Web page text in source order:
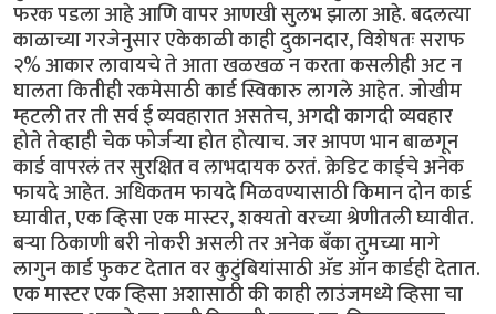
फरक पडला आहे आणि वापर आणखी सुलभ झाला आहे. बदलत्या
काळाच्या गरजेनुसार एकेकाळी काही दुकानदार, विशेषतः सराफ
२% आकार लावायचे ते आता खळखळ न करता कसलीही अट न
घालता कितीही रकमेसाठी कार्ड स्विकारु लागले आहेत. जोखीम
म्हटली तर ती सर्व ई व्यवहारात असतेच, अगदी कागदी व्यवहार
होते तेव्हाही चेक फोर्जर्‍या होत होत्याच. जर आपण भान बाळगून
कार्ड वापरलं तर सुरक्षित व लाभदायक ठरतं. क्रेडिट कार्ड्चे अनेक
फायदे आहेत. अधिकतम फायदे मिळवण्यासाठी किमान दोन कार्ड
घ्यावीत, एक व्हिसा एक मास्टर, शक्यतो वरच्या श्रेणीतली घ्यावीत.
बर्‍या ठिकाणी बरी नोकरी असली तर अनेक बँका तुमच्या मागे
लागुन कार्ड फुकट देतात वर कुटुंबियांसाठी अ‍ॅड ऑन कार्डही देतात.
एक मास्टर एक व्हिसा अशासाठी की काही लाउंजमध्ये व्हिसा चा